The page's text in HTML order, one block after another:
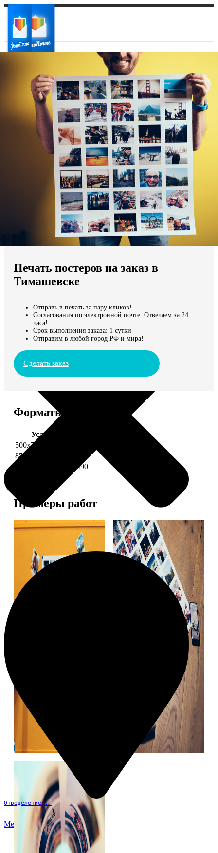
Ваш город:
Ваш регион доставки
Выберите из списка:
Мы доставляем по всему миру
Продолжить без города
Определение...
Меню
Печать постеров на заказ в
Тимашевске
Отправь в печать за пару кликов!
Согласования по электронной почте. Отвечаем за 24
часа!
Срок выполнения заказа: 1 сутки
Отправим в любой город РФ и мира!
Сделать заказ
Форматы и цены
Услуга
500х700 глянец
850х600 глянец
5490
Примеры работ